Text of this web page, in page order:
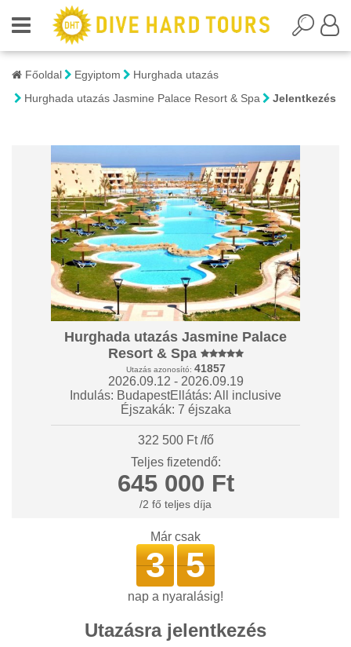
Főoldal Egyiptom
Hurghada utazás
Hurghada utazás Jasmine Palace Resort & Spa
Jelentkezés
Már csak
3 5
nap a nyaralásig!
Utazásra jelentkezés
Hurghada utazás Jasmine Palace
Resort & Spa
Utazás azonosító: 41857
2026.09.12 - 2026.09.19
Indulás: BudapestEllátás: All inclusive
Éjszakák: 7 éjszaka
322 500 Ft /fő
Teljes fizetendő:
645 000 Ft
/2 fő teljes díja